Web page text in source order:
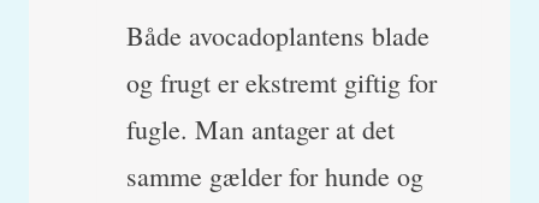
Både avocadoplantens blade
og frugt er ekstremt giftig for
fugle. Man antager at det
samme gælder for hunde og